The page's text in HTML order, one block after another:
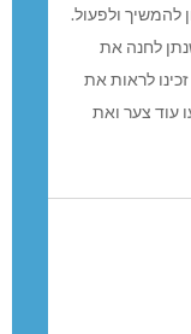
להמשיך ולפעול.
לחנה את
לראות את
עוד צער ואת